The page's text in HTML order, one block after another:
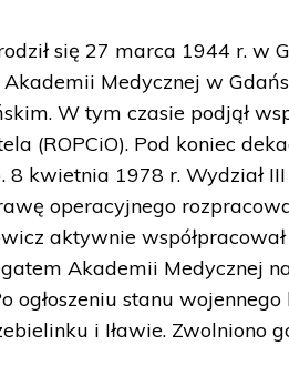
się 27 marca 1944 r. w
Medycznej w
W tym czasie podjął
(ROPCiO). Pod koniec
8 kwietnia 1978 r. Wydział
operacyjnego
aktywnie
Akademii Medycznej
ogłoszeniu stanu
i Iławie. Zwolniono